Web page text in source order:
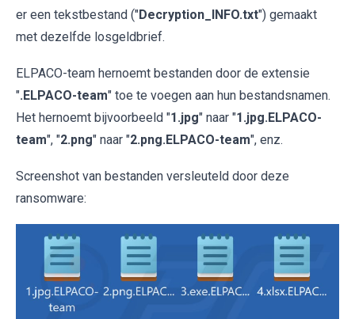
er een tekstbestand ("Decryption_INFO.txt") gemaakt
met dezelfde losgeldbrief.
ELPACO-team hernoemt bestanden door de extensie
".ELPACO-team" toe te voegen aan hun bestandsnamen.
Het hernoemt bijvoorbeeld "1.jpg" naar "1.jpg.ELPACO-
team", "2.png" naar "2.png.ELPACO-team", enz.
Screenshot van bestanden versleuteld door deze
ransomware: